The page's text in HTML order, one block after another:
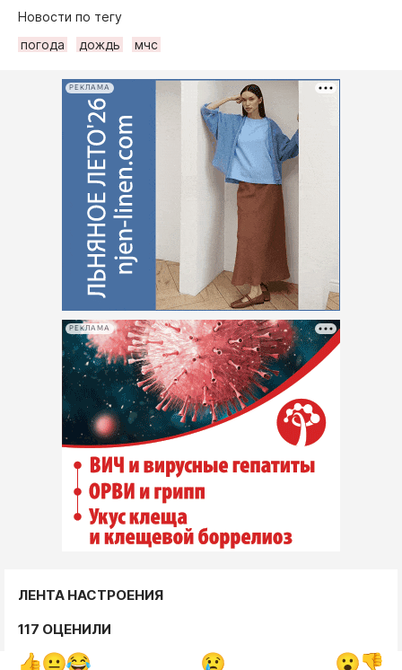
Новости по тегу
погода
дождь мчс
РЕКЛАМА
РЕКЛАМА
ЛЕНТА НАСТРОЕНИЯ
117 ОЦЕНИЛИ